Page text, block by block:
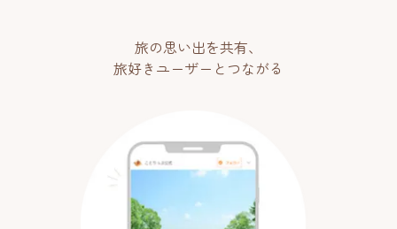
旅の思い出を共有、
旅好きユーザーとつながる